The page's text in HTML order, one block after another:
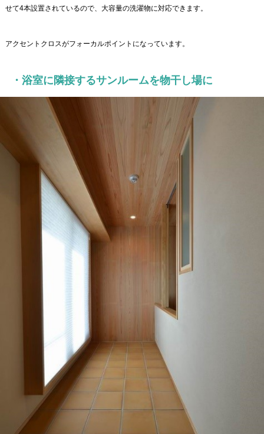
せて4本設置されているので、大容量の洗濯物に対応できます。
アクセントクロスがフォーカルポイントになっています。
・浴室に隣接するサンルームを物干し場に